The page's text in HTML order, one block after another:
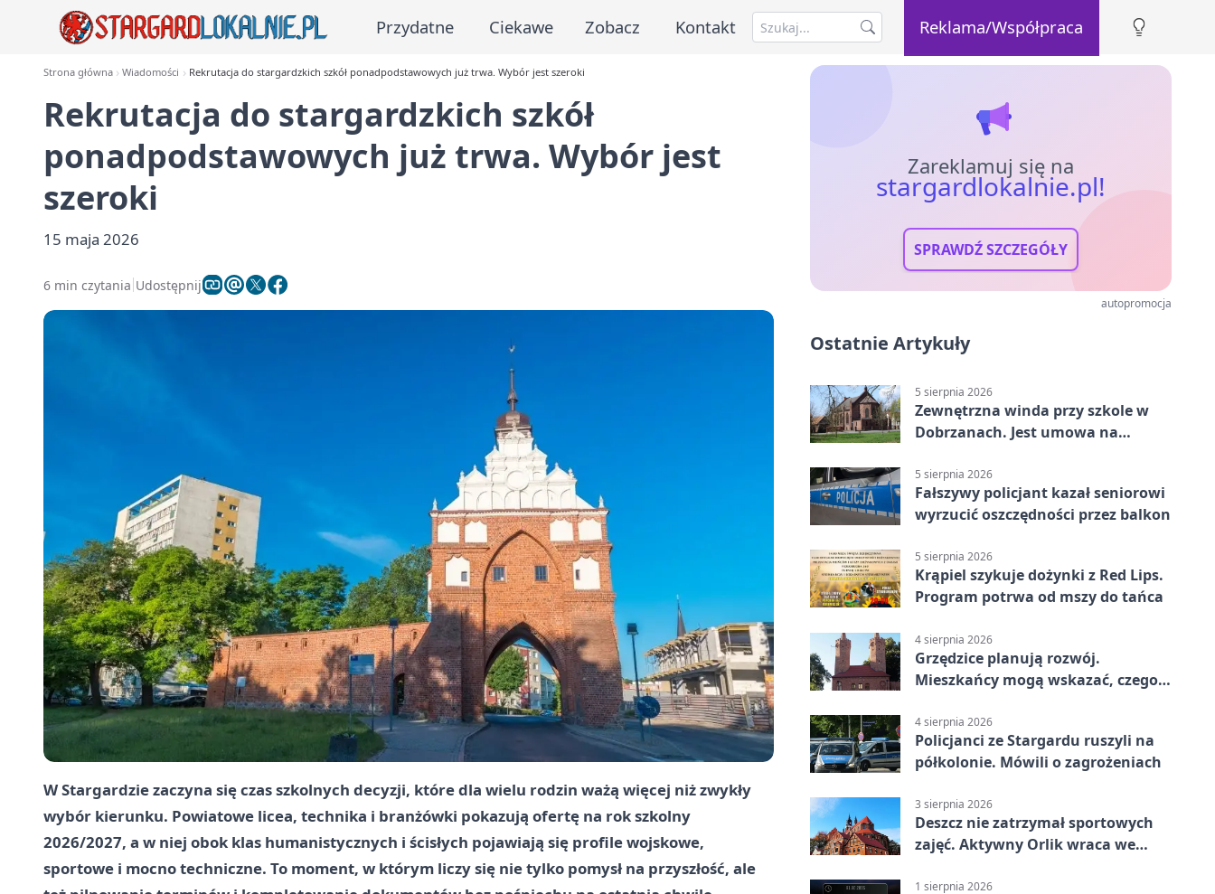
Przydatne Ciekawe Zobacz Kontakt Reklama/Współpraca
Strona główna Wiadomości Rekrutacja do stargardzkich szkół ponadpodstawowych już trwa. Wybór jest szeroki
Rekrutacja do stargardzkich szkół
ponadpodstawowych już trwa. Wybór jest
szeroki
15 maja 2026
6 min czytania Udostępnij
W Stargardzie zaczyna się czas szkolnych decyzji, które dla wielu rodzin ważą więcej niż zwykły
wybór kierunku. Powiatowe licea, technika i branżówki pokazują ofertę na rok szkolny
2026/2027, a w niej obok klas humanistycznych i ścisłych pojawiają się profile wojskowe,
sportowe i mocno techniczne. To moment, w którym liczy się nie tylko pomysł na przyszłość, ale
Zareklamuj się na
stargardlokalnie.pl!
SPRAWDŹ SZCZEGÓŁY
autopromocja
Ostatnie Artykuły
5 sierpnia 2026
Zewnętrzna winda przy szkole w
Dobrzanach. Jest umowa na
5 sierpnia 2026
Fałszywy policjant kazał seniorowi
wyrzucić oszczędności przez balkon
5 sierpnia 2026
Krąpiel szykuje dożynki z Red Lips.
Program potrwa od mszy do tańca
4 sierpnia 2026
Grzędzice planują rozwój.
Mieszkańcy mogą wskazać, czego
4 sierpnia 2026
Policjanci ze Stargardu ruszyli na
półkolonie. Mówili o zagrożeniach
3 sierpnia 2026
Deszcz nie zatrzymał sportowych
zajęć. Aktywny Orlik wraca we
1 sierpnia 2026